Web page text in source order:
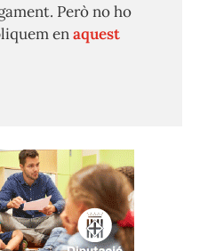
Però no ho
enaquest